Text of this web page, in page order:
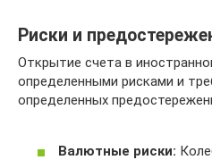
Риски и
Открытие счета в
определенными рисками и
определенных
Валютные риски: